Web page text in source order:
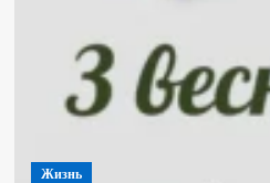
Жизнь